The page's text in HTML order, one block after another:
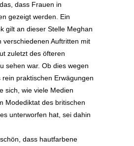
dass Frauen in
gezeigt werden. Ein
gilt an dieser Stelle Meghan
verschiedenen Auftritten mit
zuletzt des öfteren
sehen war. Ob dies wegen
praktischen Erwägungen
sich, wie viele Medien
Modediktat des britischen
unterworfen hat, sei dahin
dass hautfarbene